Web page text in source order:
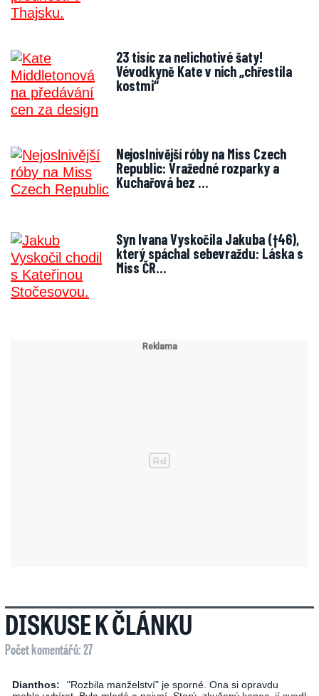
23 tisíc za nelichotivé šaty!
Vévodkyně Kate v nich „chřestila
kostmi“
Nejoslnivější róby na Miss Czech
Republic: Vražedné rozparky a
Kuchařová bez …
Syn Ivana Vyskočila Jakuba (†46),
který spáchal sebevraždu: Láska s
Miss ČR…
DISKUSE K ČLÁNKU
Počet komentářů: 27
Dianthos:
"Rozbila manželství" je sporné. Ona si opravdu